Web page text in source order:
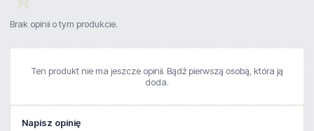
Brak opinii o tym produkcie.
Ten produkt nie ma jeszcze opinii. Bądź pierwszą osobą, która ją
doda.
Napisz opinię